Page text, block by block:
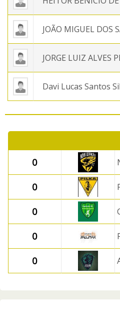
JOÃO MIGUEL DOS
JORGE LUIZ ALVES
Davi Lucas Santos
0
0
0
0
0